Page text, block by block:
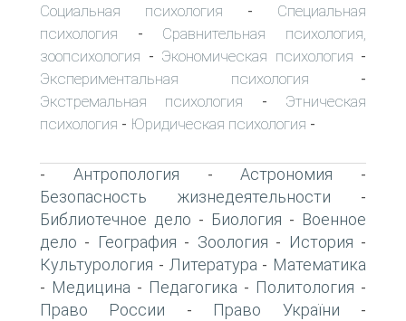
Социальная психология - Специальная
психология - Сравнительная психология,
зоопсихология - Экономическая психология -
Экспериментальная психология -
Экстремальная психология - Этническая
психология - Юридическая психология -
- Антропология -Астрономия -
Безопасность жизнедеятельности -
Библиотечное дело - Биология - Военное
дело - География - Зоология - История -
Культурология - Литература - Математика
- Медицина - Педагогика - Политология -
Право России - Право України -